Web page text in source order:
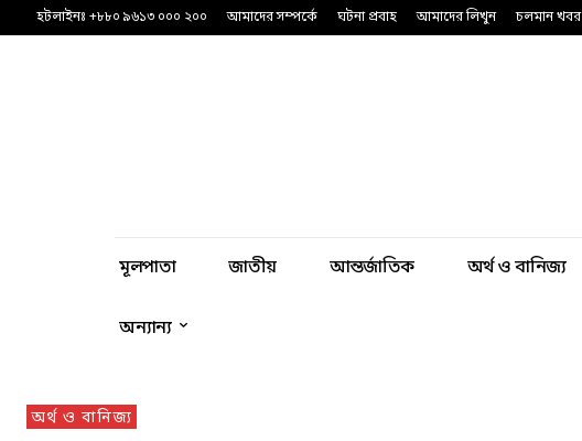
হটলাইনঃ +৮৮০ ৯৬১৩ ০০০ ২০০ আমাদের সম্পর্কে ঘটনা প্রবাহ আমাদের লিখুন চলমান খবর
মূলপাতা জাতীয় আন্তর্জাতিক অর্থ ও বানিজ্য
অন্যান্য
অর্থ ও বানিজ্য